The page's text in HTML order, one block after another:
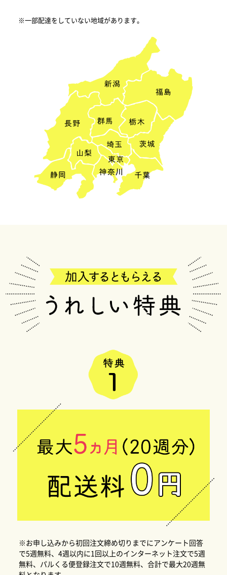
※一部配達をしていない地域があります。
※お申し込みから初回注文締め切りまでにアンケート回答
で5週無料、4週以内に1回以上のインターネット注文で5週
無料、パルくる便登録注文で10週無料、合計で最大20週無